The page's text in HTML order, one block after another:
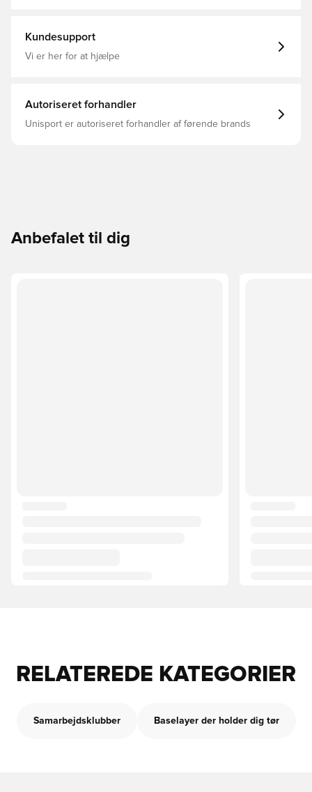
Kundesupport
Vi er her for at hjælpe
Autoriseret forhandler
Unisport er autoriseret forhandler af førende brands
Anbefalet til dig
RELATEREDE KATEGORIER
Samarbejdsklubber Baselayer der holder dig tør